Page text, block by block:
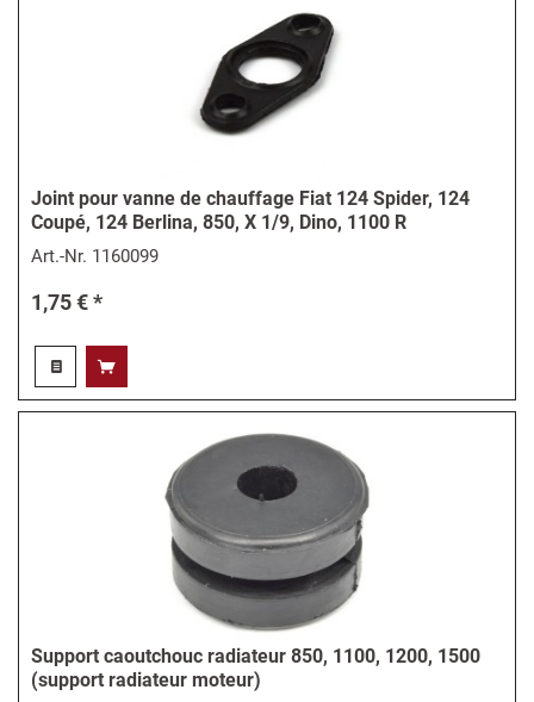
Joint pour vanne de chauffage Fiat 124 Spider, 124
Coupé, 124 Berlina, 850, X 1/9, Dino, 1100 R
Art.-Nr. 1160099
1,75 € *
Support caoutchouc radiateur 850, 1100, 1200, 1500
(support radiateur moteur)